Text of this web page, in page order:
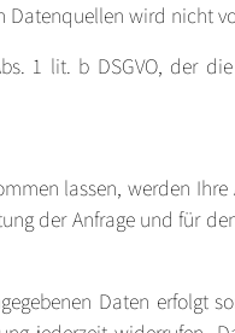
Datenquellen wird nicht
1 lit. b DSGVO, der
lassen, werden
der Anfrage und für
Daten erfolgt